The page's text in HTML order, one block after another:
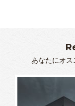
あなたにオ